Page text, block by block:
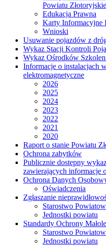
Powiatu
Edukacja Prawna
Karty Informacyjne
Wnioski
Usuwanie pojazdów z
Wykaz Stacji Kontroli
Wykaz Ośrodków
Informacje o instalacjach
elektromagnetyczne
2026
2025
2024
2023
2022
2021
2020
Raport o stanie Powiatu
Ochrona zabytków
Publicznie dostępny
zawierających informacje
Ochrona Danych
Oświadczenia
Zgłaszanie
Starostwo
Jednostki powiatu
Standardy Ochrony
Starostwo
Jednostki powiatu